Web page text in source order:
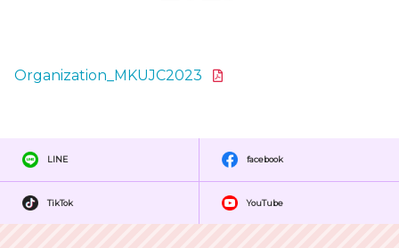
Organization_MKUJC2023
LINE facebook
TikTok YouTube